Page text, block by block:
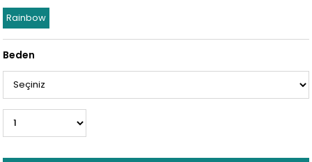
Rainbow
Beden